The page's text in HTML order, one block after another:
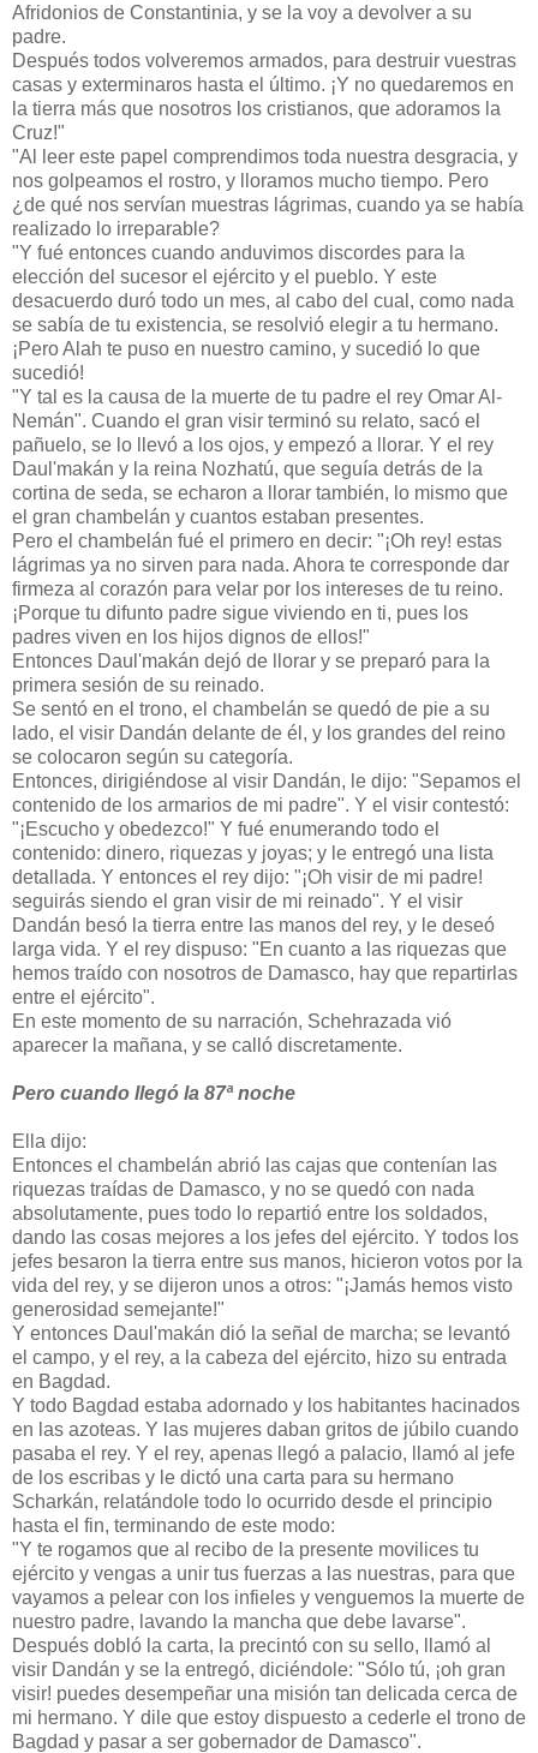
Afridonios de Constantinia, y se la voy a devolver a su
padre.
Después todos volveremos armados, para destruir vuestras
casas y exterminaros hasta el último. ¡Y no quedaremos en
la tierra más que nosotros los cristianos, que adoramos la
Cruz!"
"Al leer este papel comprendimos toda nuestra desgracia, y
nos golpeamos el rostro, y lloramos mucho tiempo. Pero
¿de qué nos servían muestras lágrimas, cuando ya se había
realizado lo irreparable?
"Y fué entonces cuando anduvimos discordes para la
elección del sucesor el ejército y el pueblo. Y este
desacuerdo duró todo un mes, al cabo del cual, como nada
se sabía de tu existencia, se resolvió elegir a tu hermano.
¡Pero Alah te puso en nuestro camino, y sucedió lo que
sucedió!
"Y tal es la causa de la muerte de tu padre el rey Omar Al-
Nemán". Cuando el gran visir terminó su relato, sacó el
pañuelo, se lo llevó a los ojos, y empezó a llorar. Y el rey
Daul'makán y la reina Nozhatú, que seguía detrás de la
cortina de seda, se echaron a llorar también, lo mismo que
el gran chambelán y cuantos estaban presentes.
Pero el chambelán fué el primero en decir: "¡Oh rey! estas
lágrimas ya no sirven para nada. Ahora te corresponde dar
firmeza al corazón para velar por los intereses de tu reino.
¡Porque tu difunto padre sigue viviendo en ti, pues los
padres viven en los hijos dignos de ellos!"
Entonces Daul'makán dejó de llorar y se preparó para la
primera sesión de su reinado.
Se sentó en el trono, el chambelán se quedó de pie a su
lado, el visir Dandán delante de él, y los grandes del reino
se colocaron según su categoría.
Entonces, dirigiéndose al visir Dandán, le dijo: "Sepamos el
contenido de los armarios de mi padre". Y el visir contestó:
"¡Escucho y obedezco!" Y fué enumerando todo el
contenido: dinero, riquezas y joyas; y le entregó una lista
detallada. Y entonces el rey dijo: "¡Oh visir de mi padre!
seguirás siendo el gran visir de mi reinado". Y el visir
Dandán besó la tierra entre las manos del rey, y le deseó
larga vida. Y el rey dispuso: "En cuanto a las riquezas que
hemos traído con nosotros de Damasco, hay que repartirlas
entre el ejército".
En este momento de su narración, Schehrazada vió
aparecer la mañana, y se calló discretamente.
Pero cuando llegó la 87ª noche
Ella dijo:
Entonces el chambelán abrió las cajas que contenían las
riquezas traídas de Damasco, y no se quedó con nada
absolutamente, pues todo lo repartió entre los soldados,
dando las cosas mejores a los jefes del ejército. Y todos los
jefes besaron la tierra entre sus manos, hicieron votos por la
vida del rey, y se dijeron unos a otros: "¡Jamás hemos visto
generosidad semejante!"
Y entonces Daul'makán dió la señal de marcha; se levantó
el campo, y el rey, a la cabeza del ejército, hizo su entrada
en Bagdad.
Y todo Bagdad estaba adornado y los habitantes hacinados
en las azoteas. Y las mujeres daban gritos de júbilo cuando
pasaba el rey. Y el rey, apenas llegó a palacio, llamó al jefe
de los escribas y le dictó una carta para su hermano
Scharkán, relatándole todo lo ocurrido desde el principio
hasta el fin, terminando de este modo:
"Y te rogamos que al recibo de la presente movilices tu
ejército y vengas a unir tus fuerzas a las nuestras, para que
vayamos a pelear con los infieles y venguemos la muerte de
nuestro padre, lavando la mancha que debe lavarse".
Después dobló la carta, la precintó con su sello, llamó al
visir Dandán y se la entregó, diciéndole: "Sólo tú, ¡oh gran
visir! puedes desempeñar una misión tan delicada cerca de
mi hermano. Y dile que estoy dispuesto a cederle el trono de
Bagdad y pasar a ser gobernador de Damasco".